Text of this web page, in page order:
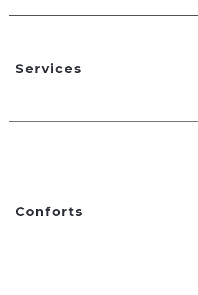
Services
Conforts